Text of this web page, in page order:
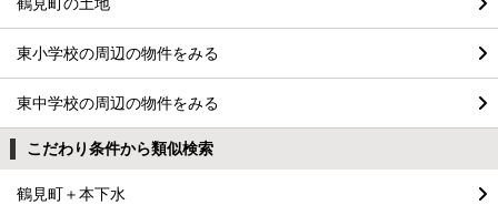
東小学校の周辺の物件をみる
東中学校の周辺の物件をみる
こだわり条件から類似検索
鶴見町＋本下水